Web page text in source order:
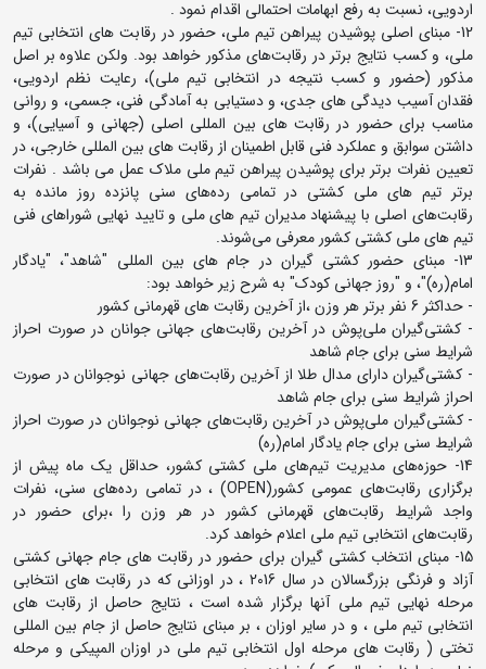
اردویی، نسبت به رفع ابهامات احتمالی اقدام نمود .
12- مبنای اصلی پوشیدن پیراهن تیم ملی، حضور در رقابت های انتخابی تیم
ملی، و کسب نتایج برتر در رقابت‌های مذکور خواهد بود. ولکن علاوه بر اصل
مذکور (حضور و کسب نتیجه در انتخابی تیم ملی)، رعایت نظم اردویی،
فقدان آسیب دیدگی های جدی، و دستیابی به آمادگی فنی، جسمی، و روانی
مناسب برای حضور در رقابت های بین المللی اصلی (جهانی و آسیایی)، و
داشتن سوابق و عملکرد فنی قابل اطمینان از رقابت های بین المللی خارجی، در
تعیین نفرات برتر برای پوشیدن پیراهن تیم ملی ملاک عمل می باشد . نفرات
برتر تیم های ملی کشتی در تمامی رده‌های سنی پانزده روز مانده به
رقابت‌های اصلی با پیشنهاد مدیران تیم های ملی و تایید نهایی شوراهای فنی
تیم های ملی کشتی کشور معرفی می‌شوند.
13- مبنای حضور کشتی گیران در جام های بین المللی "شاهد"، "یادگار
امام(ره)"، و "روز جهانی کودک" به شرح زیر خواهد بود:
- حداکثر 6 نفر برتر هر وزن ،از آخرین رقابت های قهرمانی کشور
- کشتی‌گیران ملی‌پوش در آخرین رقابت‌های جهانی جوانان در صورت احراز
شرایط سنی برای جام شاهد
- کشتی‌گیران دارای مدال طلا از آخرین رقابت‌های جهانی نوجوانان در صورت
احراز شرایط سنی برای جام شاهد
- کشتی‌گیران ملی‌پوش در آخرین رقابت‌های جهانی نوجوانان در صورت احراز
شرایط سنی برای جام یادگار امام(ره)
14- حوزه‌های مدیریت تیم‌های ملی کشتی کشور، حداقل یک ماه پیش از
برگزاری رقابت‌های عمومی کشور(OPEN) ، در تمامی رده‌های سنی، نفرات
واجد شرایط رقابت‌های قهرمانی کشور در هر وزن را ،برای حضور در
رقابت‌های انتخابی تیم ملی اعلام خواهد کرد.
15- مبنای انتخاب کشتی گیران برای حضور در رقابت های جام جهانی کشتی
آزاد و فرنگی بزرگسالان در سال 2016 ، در اوزانی که در رقابت های انتخابی
مرحله نهایی تیم ملی آنها برگزار شده است ، نتایج حاصل از رقابت های
انتخابی تیم ملی ، و در سایر اوزان ، بر مبنای نتایج حاصل از جام بین المللی
تختی ( رقابت های مرحله اول انتخابی تیم ملی در اوزان المپیکی و مرحله